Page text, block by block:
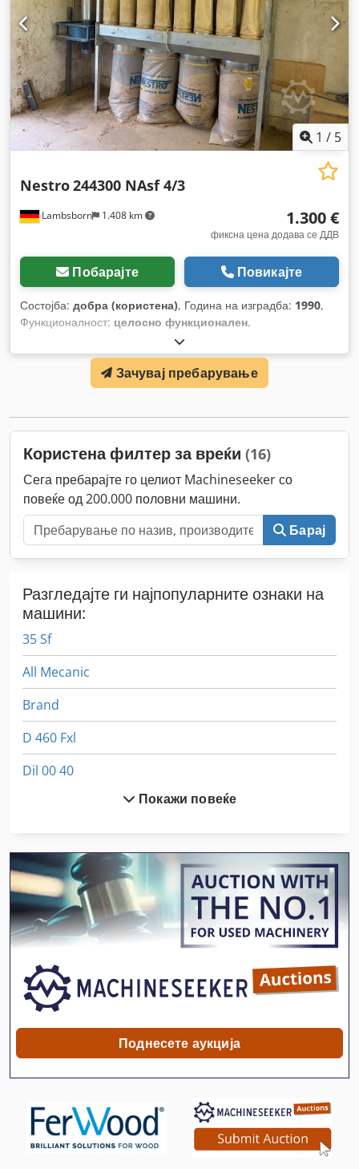
1 / 5
Lambsborn 1.408 km
Nestro244300 NAsf 4/3
1.300 €
фиксна цена додава се ДДВ
Побарајте Повикајте
Состојба: добра (користена), Година на изградба: 1990,
Функционалност: целосно функционален,
Зачувај пребарување
Користена филтер за вреќи (16)
Сега пребарајте го целиот Machineseeker со
повеќе од 200.000 половни машини.
Барај
Разгледајте ги најпопуларните ознаки на
машини:
35 Sf
All Mecanic
Brand
D 460 Fxl
Dil 00 40
Ex Прес Центар
Fngj 20
Frm D Midi
German
Hsc 20 Linear
Idx 23
Meh 5 2 1 8 B
Покажи повеќе
Поднесете аукција